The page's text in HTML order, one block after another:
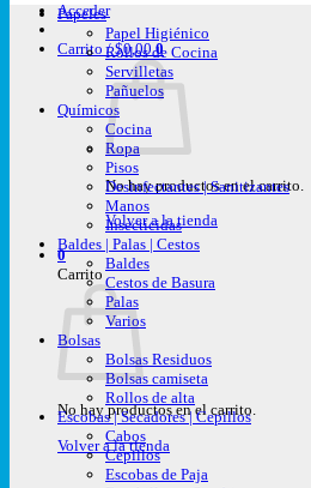
Acceder
Carrito /$0,00 0
No hay productos en el carrito.
Volver a la tienda
0
Carrito
No hay productos en el carrito.
Volver a la tienda
Papeles
Papel Higiénico
Rollos de Cocina
Servilletas
Pañuelos
Químicos
Cocina
Ropa
Pisos
Desinfectantes | Sanitizantes
Manos
Insecticidas
Baldes | Palas | Cestos
Baldes
Cestos de Basura
Palas
Varios
Bolsas
Bolsas Residuos
Bolsas camiseta
Rollos de alta
Escobas | Secadores | Cepillos
Cabos
Cepillos
Escobas de Paja